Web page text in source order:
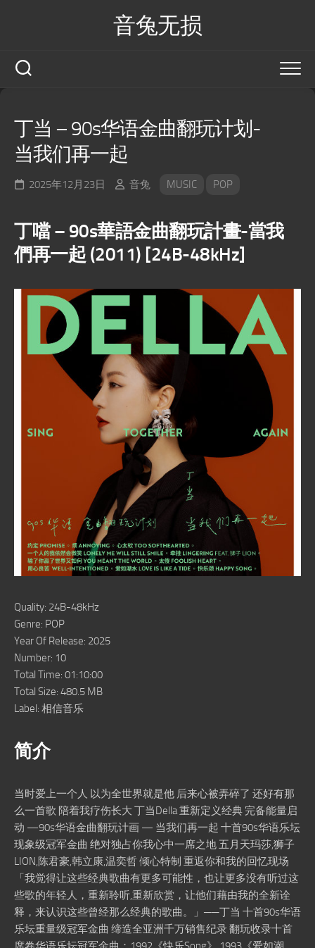
音兔无损
丁当 – 90s华语金曲翻玩计划-
当我们再一起
2025年12月23日 音兔 MUSIC POP
丁噹 – 90s華語金曲翻玩計畫-當我
們再一起 (2011) [24B-48kHz]
Quality: 24B-48kHz
Genre: POP
Year Of Release: 2025
Number: 10
Total Time: 01:10:00
Total Size: 480.5 MB
Label: 相信音乐
简介
当时爱上一个人 以为全世界就是他 后来心被弄碎了 还好有那
么一首歌 陪着我疗伤长大 丁当Della 重新定义经典 完备能量启
动 —90s华语金曲翻玩计画 — 当我们再一起 十首90s华语乐坛
现象级冠军金曲 绝对独占你我心中一席之地 五月天玛莎,狮子
LION,陈君豪,韩立康,温奕哲 倾心特制 重返你和我的回忆现场
「我觉得让这些经典歌曲有更多可能性，也让更多没有听过这
些歌的年轻人，重新聆听,重新欣赏，让他们藉由我的全新诠
释，来认识这些曾经那么经典的歌曲。」──丁当 十首90s华语
乐坛重量级冠军金曲 缔造全亚洲千万销售纪录 翻玩收录十首